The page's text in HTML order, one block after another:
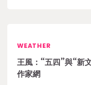
WEATHER
王風：“五四”與“新
作家網